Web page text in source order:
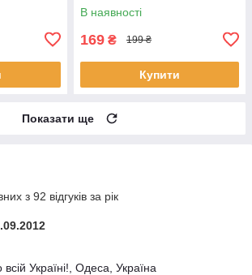
В наявності
169 ₴ 199 ₴
Купити
Показати ще
з 92 відгуків за рік
Україні!, Одеса, Україна